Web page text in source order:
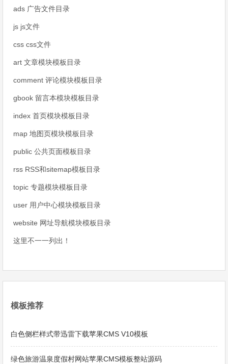
ads 广告文件目录
js js文件
css css文件
art 文章模块模板目录
comment 评论模块模板目录
gbook 留言本模块模板目录
index 首页模块模板目录
map 地图页模块模板目录
public 公共页面模板目录
rss RSS和sitemap模板目录
topic 专题模块模板目录
user 用户中心模块模板目录
website 网址导航模块模板目录
这里不一一列出！
模板推荐
白色侧栏样式带迅雷下载苹果CMS V10模板
绿色旅游温泉度假村网站苹果CMS模板整站源码